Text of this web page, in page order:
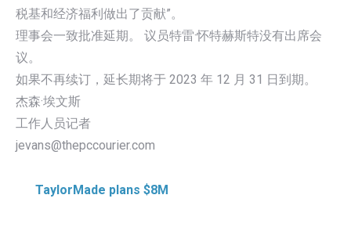
税基和经济福利做出了贡献”。
理事会一致批准延期。 议员特雷·怀特赫斯特没有出席会
议。
如果不再续订，延长期将于 2023 年 12 月 31 日到期。
杰森·埃文斯
工作人员记者
jevans@thepccourier.com
TaylorMade plans $8M